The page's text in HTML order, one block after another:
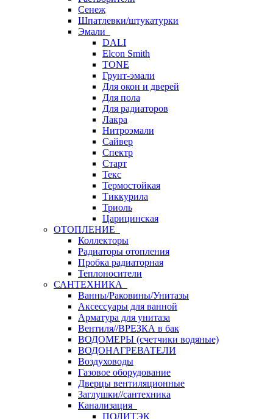
Сенеж
Шпатлевки/штукатурки
Эмали
DALI
Elcon Smith
TONE
Грунт-эмали
Для окон и дверей
Для пола
Для радиаторов
Лакра
Нитроэмали
Сайвер
Спектр
Старт
Текс
Термостойкая
Тиккурила
Триоль
Царицинская
ОТОПЛЕНИЕ
Коллекторы
Радиаторы отопления
Пробка радиаторная
Теплоносители
САНТЕХНИКА
Ванны/Раковины/Унитазы
Аксессуары для ванной
Арматура для унитаза
Вентиля//ВРЕЗКА в бак
ВОДОМЕРЫ (счетчики водяные)
ВОДОНАГРЕВАТЕЛИ
Воздуховоды
Газовое оборудование
Дверцы вентиляционные
Заглушки//сантехника
Канализация
ПОЛИТЭК